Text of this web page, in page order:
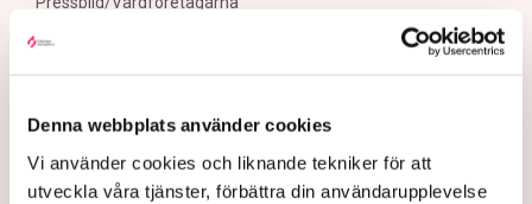
Denna webbplats använder cookies
Vi använder cookies och liknande tekniker för att
utveckla våra tjänster, förbättra din användarupplevelse
Kriminaliteten i välfärden hade till stor
kontroller, enligt Gunnar Caperius,
förbundsdirektör för Vårdföretagarna.